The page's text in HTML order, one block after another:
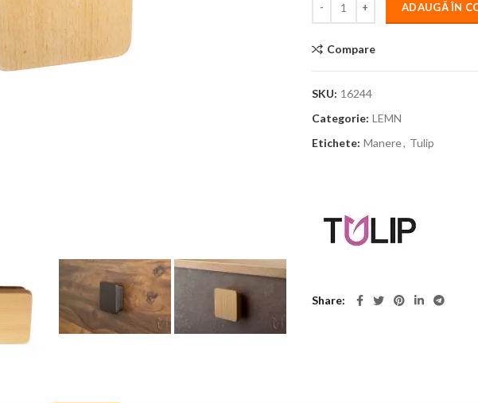
ADAUGĂ ÎN
Compare
SKU: 16244
Categorie: LEMN
Etichete: Manere, Tulip
Share